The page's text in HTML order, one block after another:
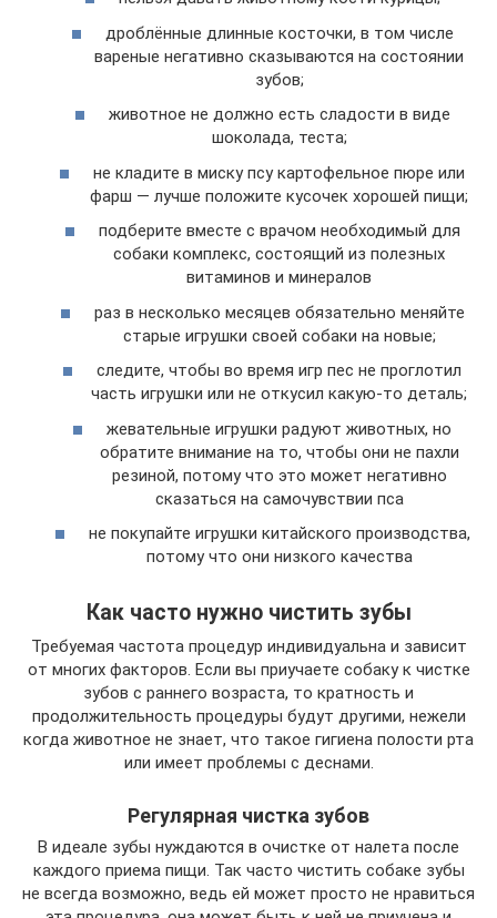
дроблённые длинные косточки, в том числе
вареные негативно сказываются на состоянии
зубов;
животное не должно есть сладости в виде
шоколада, теста;
не кладите в миску псу картофельное пюре или
фарш — лучше положите кусочек хорошей пищи;
подберите вместе с врачом необходимый для
собаки комплекс, состоящий из полезных
витаминов и минералов
раз в несколько месяцев обязательно меняйте
старые игрушки своей собаки на новые;
следите, чтобы во время игр пес не проглотил
часть игрушки или не откусил какую-то деталь;
жевательные игрушки радуют животных, но
обратите внимание на то, чтобы они не пахли
резиной, потому что это может негативно
сказаться на самочувствии пса
не покупайте игрушки китайского производства,
потому что они низкого качества
Как часто нужно чистить зубы
Требуемая частота процедур индивидуальна и зависит
от многих факторов. Если вы приучаете собаку к чистке
зубов с раннего возраста, то кратность и
продолжительность процедуры будут другими, нежели
когда животное не знает, что такое гигиена полости рта
или имеет проблемы с деснами.
Регулярная чистка зубов
В идеале зубы нуждаются в очистке от налета после
каждого приема пищи. Так часто чистить собаке зубы
не всегда возможно, ведь ей может просто не нравиться